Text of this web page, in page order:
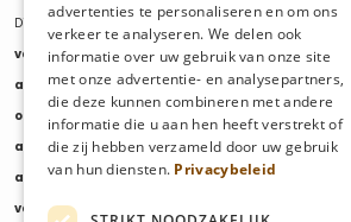
Diensten: auto verkopen auto
verkopen export,auto verkopen zonder keuring
auto tweedehands verkopen,mijn auto
opkopers
opkoper auto , export auto verkopen
auto opkoper export,opkopen van auto's,
auto opkoper,wij kopen auto's,wij kopen uw
verkopen
opkoper
advertenties te personaliseren en om ons
verkeer te analyseren. We delen ook
informatie over uw gebruik van onze site
met onze advertentie- en analysepartners,
die deze kunnen combineren met andere
informatie die u aan hen heeft verstrekt of
die zij hebben verzameld door uw gebruik
van hun diensten. Privacybeleid